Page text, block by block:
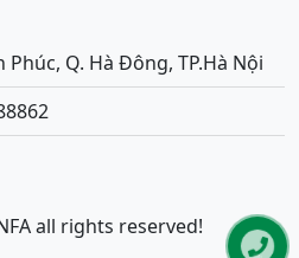
Phúc, Q. Hà Đông, TP.Hà Nội
all rights reserved!